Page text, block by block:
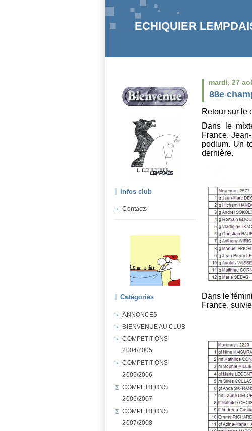
ECHIQUIER
Infos club
Contacts
Catégories
ANNONCES
BIENVENUE AU CLUB
COMPETITIONS
2004/2005
COMPETITIONS
2005/2006
COMPETITIONS
2006/2007
COMPETITIONS
2007/2008
mardi, 27
88e
Retour sur le
Dans le
France.
podium. Un
dernière.
Dans le
France,